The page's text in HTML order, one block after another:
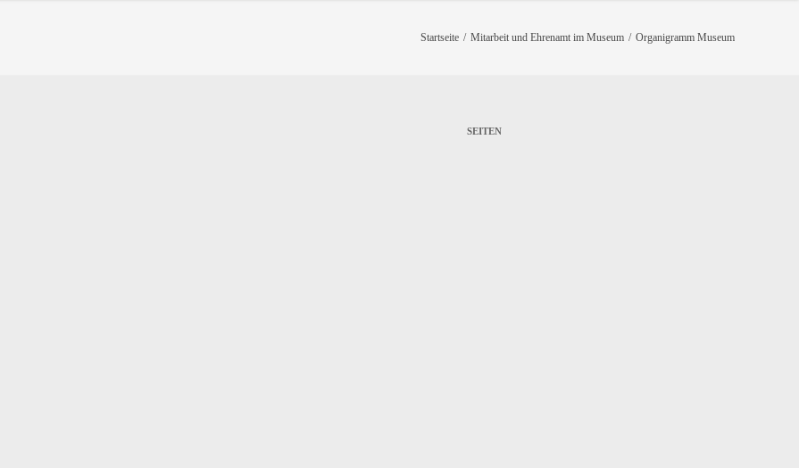
Startseite / Mitarbeit und Ehrenamt im Museum / Organigramm Museum
SEITEN